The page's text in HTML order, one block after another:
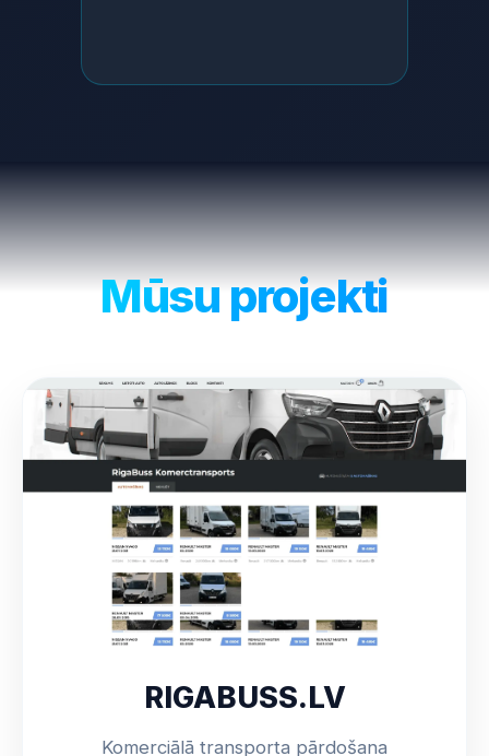
Mūsu projekti
RIGABUSS.LV
Komerciālā transporta pārdošana